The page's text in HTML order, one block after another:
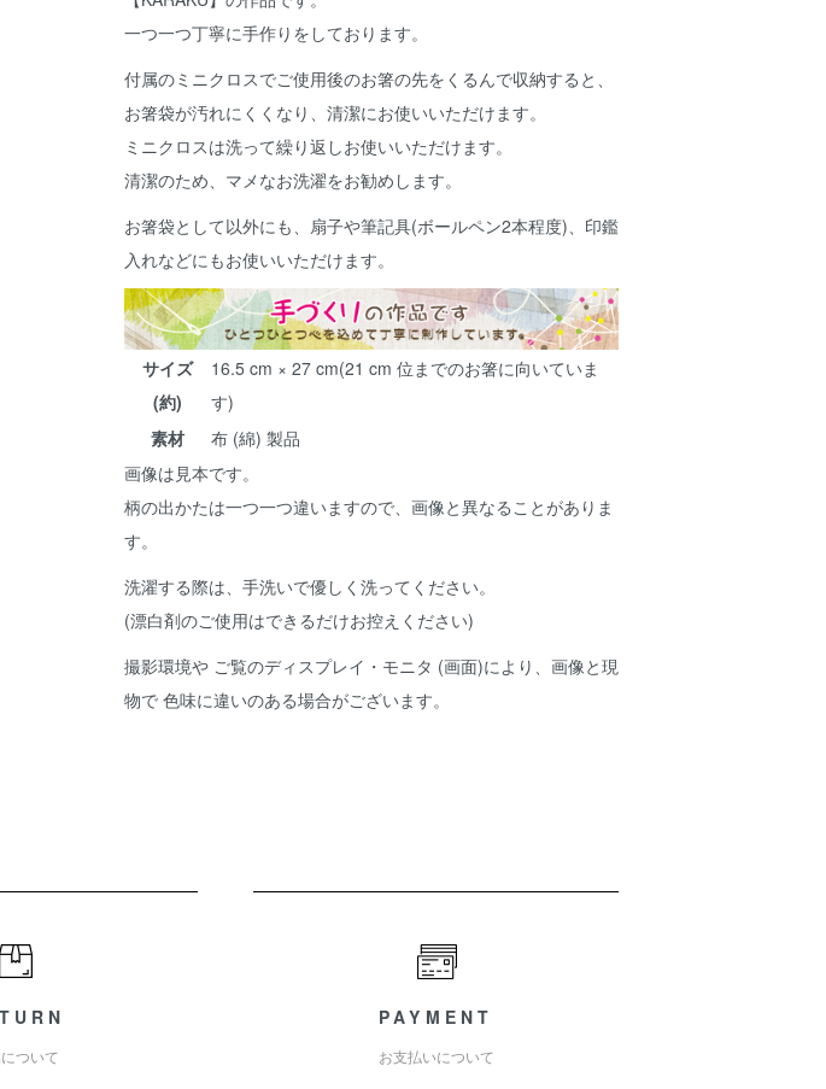
一つ一つ丁寧に手作りをしております。
付属のミニクロスでご使用後のお箸の先をくるんで収納すると、
お箸袋が汚れにくくなり、清潔にお使いいただけます。
ミニクロスは洗って繰り返しお使いいただけます。
清潔のため、マメなお洗濯をお勧めします。
お箸袋として以外にも、扇子や筆記具(ボールペン2本程度)、印鑑
入れなどにもお使いいただけます。
サイズ
(約)
16.5 cm × 27 cm(21 cm 位までのお箸に向いていま
す)
素材
布 (綿) 製品
画像は見本です。
柄の出かたは一つ一つ違いますので、画像と異なることがありま
す。
洗濯する際は、手洗いで優しく洗ってください。
(漂白剤のご使用はできるだけお控えください)
撮影環境や ご覧のディスプレイ・モニタ (画面)により、画像と現
物で 色味に違いのある場合がございます。
ついて
PAYMENT
お支払いについて